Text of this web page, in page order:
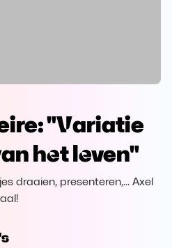
Download
Download
"Variatie
het leven"
draaien, presenteren,... Axel